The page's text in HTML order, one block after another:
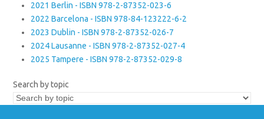
2021 Berlin - ISBN 978-2-87352-023-6
2022 Barcelona - ISBN 978-84-123222-6-2
2023 Dublin - ISBN 978-2-87352-026-7
2024 Lausanne - ISBN 978-2-87352-027-4
2025 Tampere - ISBN 978-2-87352-029-8
Search by topic